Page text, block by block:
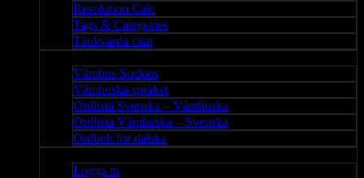
Resolution Calc
Tags & Categories
Tänkvärda citat
Våmhus Socken
Våmhuska språket
Ordlista Svenska – Våmhuska
Ordlista Våmhuska – Svenska
Ordbok för dalska
Logga in